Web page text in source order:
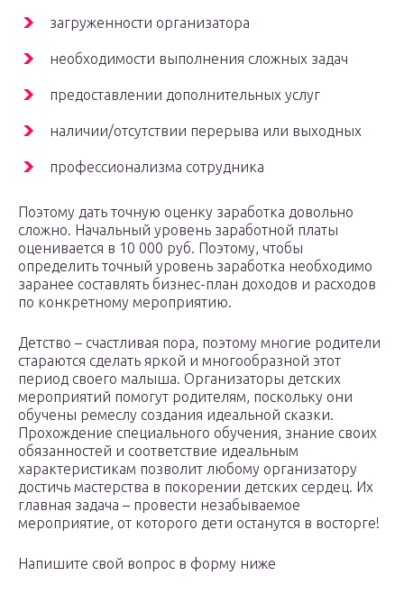
загруженности организатора
необходимости выполнения сложных задач
предоставлении дополнительных услуг
наличии/отсутствии перерыва или выходных
профессионализма сотрудника
Поэтому дать точную оценку заработка довольно
сложно. Начальный уровень заработной платы
оценивается в 10 000 руб. Поэтому, чтобы
определить точный уровень заработка необходимо
заранее составлять бизнес-план доходов и расходов
по конкретному мероприятию.
Детство – счастливая пора, поэтому многие родители
стараются сделать яркой и многообразной этот
период своего малыша. Организаторы детских
мероприятий помогут родителям, поскольку они
обучены ремеслу создания идеальной сказки.
Прохождение специального обучения, знание своих
обязанностей и соответствие идеальным
характеристикам позволит любому организатору
достичь мастерства в покорении детских сердец. Их
главная задача – провести незабываемое
мероприятие, от которого дети останутся в восторге!
Напишите свой вопрос в форму ниже